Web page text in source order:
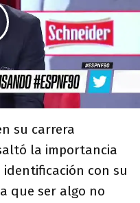
su carrera
la importancia
con su
que ser algo no